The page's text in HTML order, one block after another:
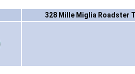
328 Mille Miglia Roadster